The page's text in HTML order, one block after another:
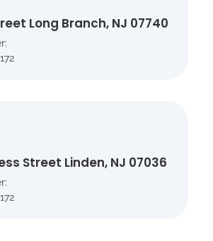
Long Branch, NJ 07740
Street Linden, NJ 07036